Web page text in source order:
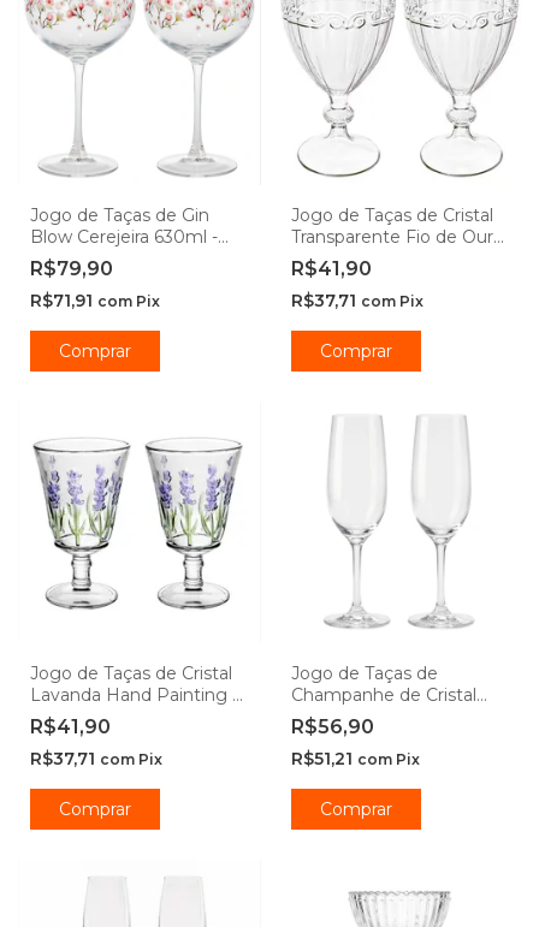
Jogo de Taças de Gin
Blow Cerejeira 630ml -
Hauskraft
R$79,90
R$71,91 com Pix
Comprar
Jogo de Taças de Cristal
Transparente Fio de Ouro
Imperial 330mL - Lyor
R$41,90
R$37,71 com Pix
Comprar
Jogo de Taças de Cristal
Lavanda Hand Painting -
Lyor
R$41,90
R$37,71 com Pix
Comprar
Jogo de Taças de
Champanhe de Cristal
com Titânio Dom Paris
235ml - Seu Lar
R$56,90
R$51,21 com Pix
Comprar